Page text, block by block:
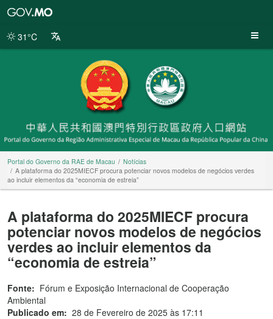
da
31°C
Portal do Governo da RAE de Macau
Notícias
A plataforma do 2025MIECF procura potenciar novos modelos de negócios verdes
ao incluir elementos da “economia de estreia”
A plataforma do 2025MIECF procura
potenciar novos modelos de negócios
verdes ao incluir elementos da
“economia de estreia”
Fonte: Fórum e Exposição Internacional de Cooperação
Ambiental
Publicado em: 28 de Fevereiro de 2025 às 17:11